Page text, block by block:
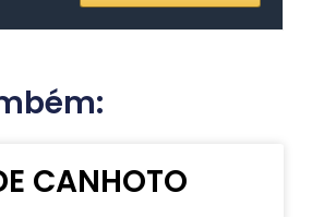
CANHOTO